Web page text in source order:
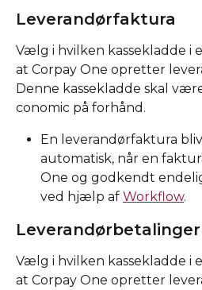
Leverandørfaktura
Vælg i hvilken kassekladde i
at Corpay One opretter
Denne kassekladde skal
conomic på forhånd.
En leverandørfaktura
automatisk, når en
One og godkendt
ved hjælp af Workflow.
Leverandørbetalinger
Vælg i hvilken kassekladde i
at Corpay One opretter